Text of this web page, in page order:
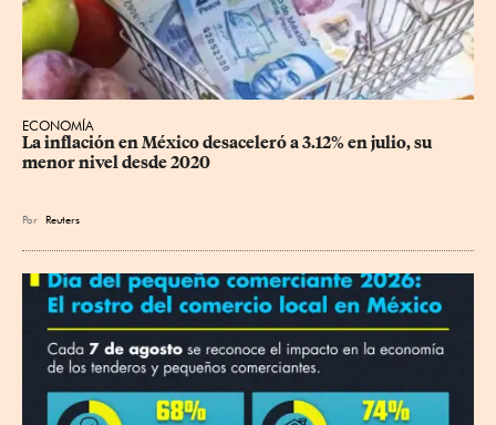
ECONOMÍA
La inflación en México desaceleró a 3.12% en julio, su
menor nivel desde 2020
Por Reuters